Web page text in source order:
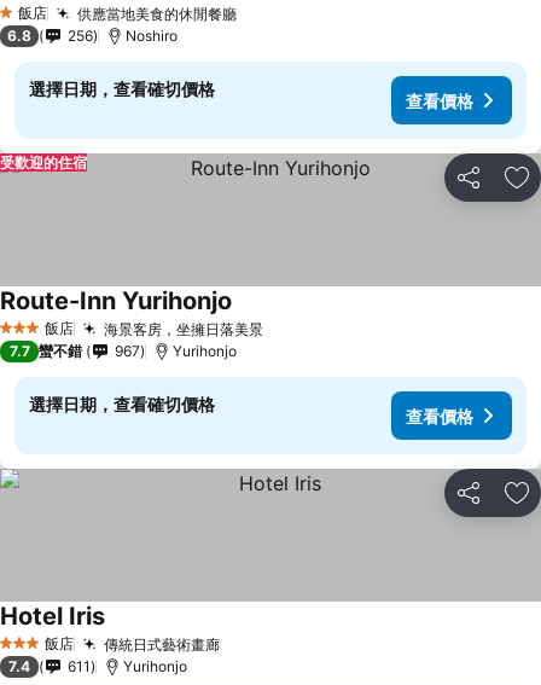
1 星級
飯店 供應當地美食的休閒餐廳查看價格
6.8 256 Noshiro
選擇日期，查看確切價格
查看價格
分享 加
受歡迎的住宿
3 星級 飯店 海景客房，坐擁日落美景查看價格
Route-Inn Yurihonjo
7.7 蠻不錯 967 Yurihonjo
選擇日期，查看確切價格
查看價格
分享 加
3 星級 飯店 傳統日式藝術畫廊查看價格
Hotel Iris查看價格
7.4 611 Yurihonjo